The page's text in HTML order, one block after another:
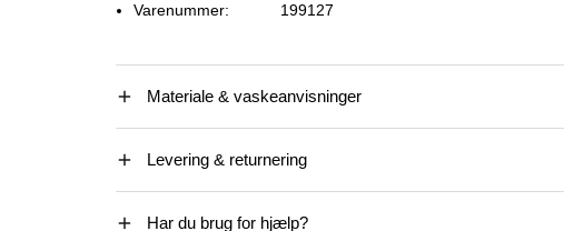
Varenummer:
199127
Materiale & vaskeanvisninger
Levering & returnering
Har du brug for hjælp?